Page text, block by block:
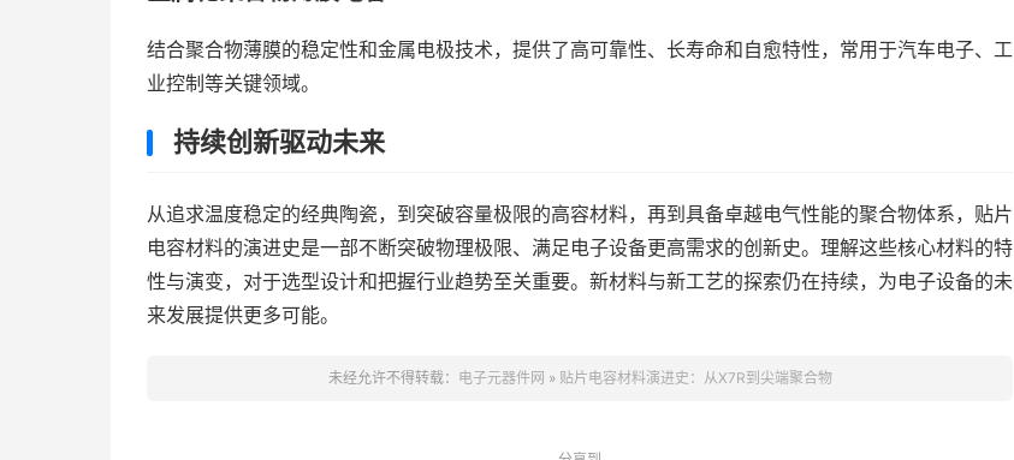
结合聚合物薄膜的稳定性和金属电极技术，提供了高可靠性、长寿命和自愈特性，常用于汽车电子、工
业控制等关键领域。
持续创新驱动未来
从追求温度稳定的经典陶瓷，到突破容量极限的高容材料，再到具备卓越电气性能的聚合物体系，贴片
电容材料的演进史是一部不断突破物理极限、满足电子设备更高需求的创新史。理解这些核心材料的特
性与演变，对于选型设计和把握行业趋势至关重要。新材料与新工艺的探索仍在持续，为电子设备的未
来发展提供更多可能。
未经允许不得转载： 电子元器件网 » 贴片电容材料演进史：从X7R到尖端聚合物